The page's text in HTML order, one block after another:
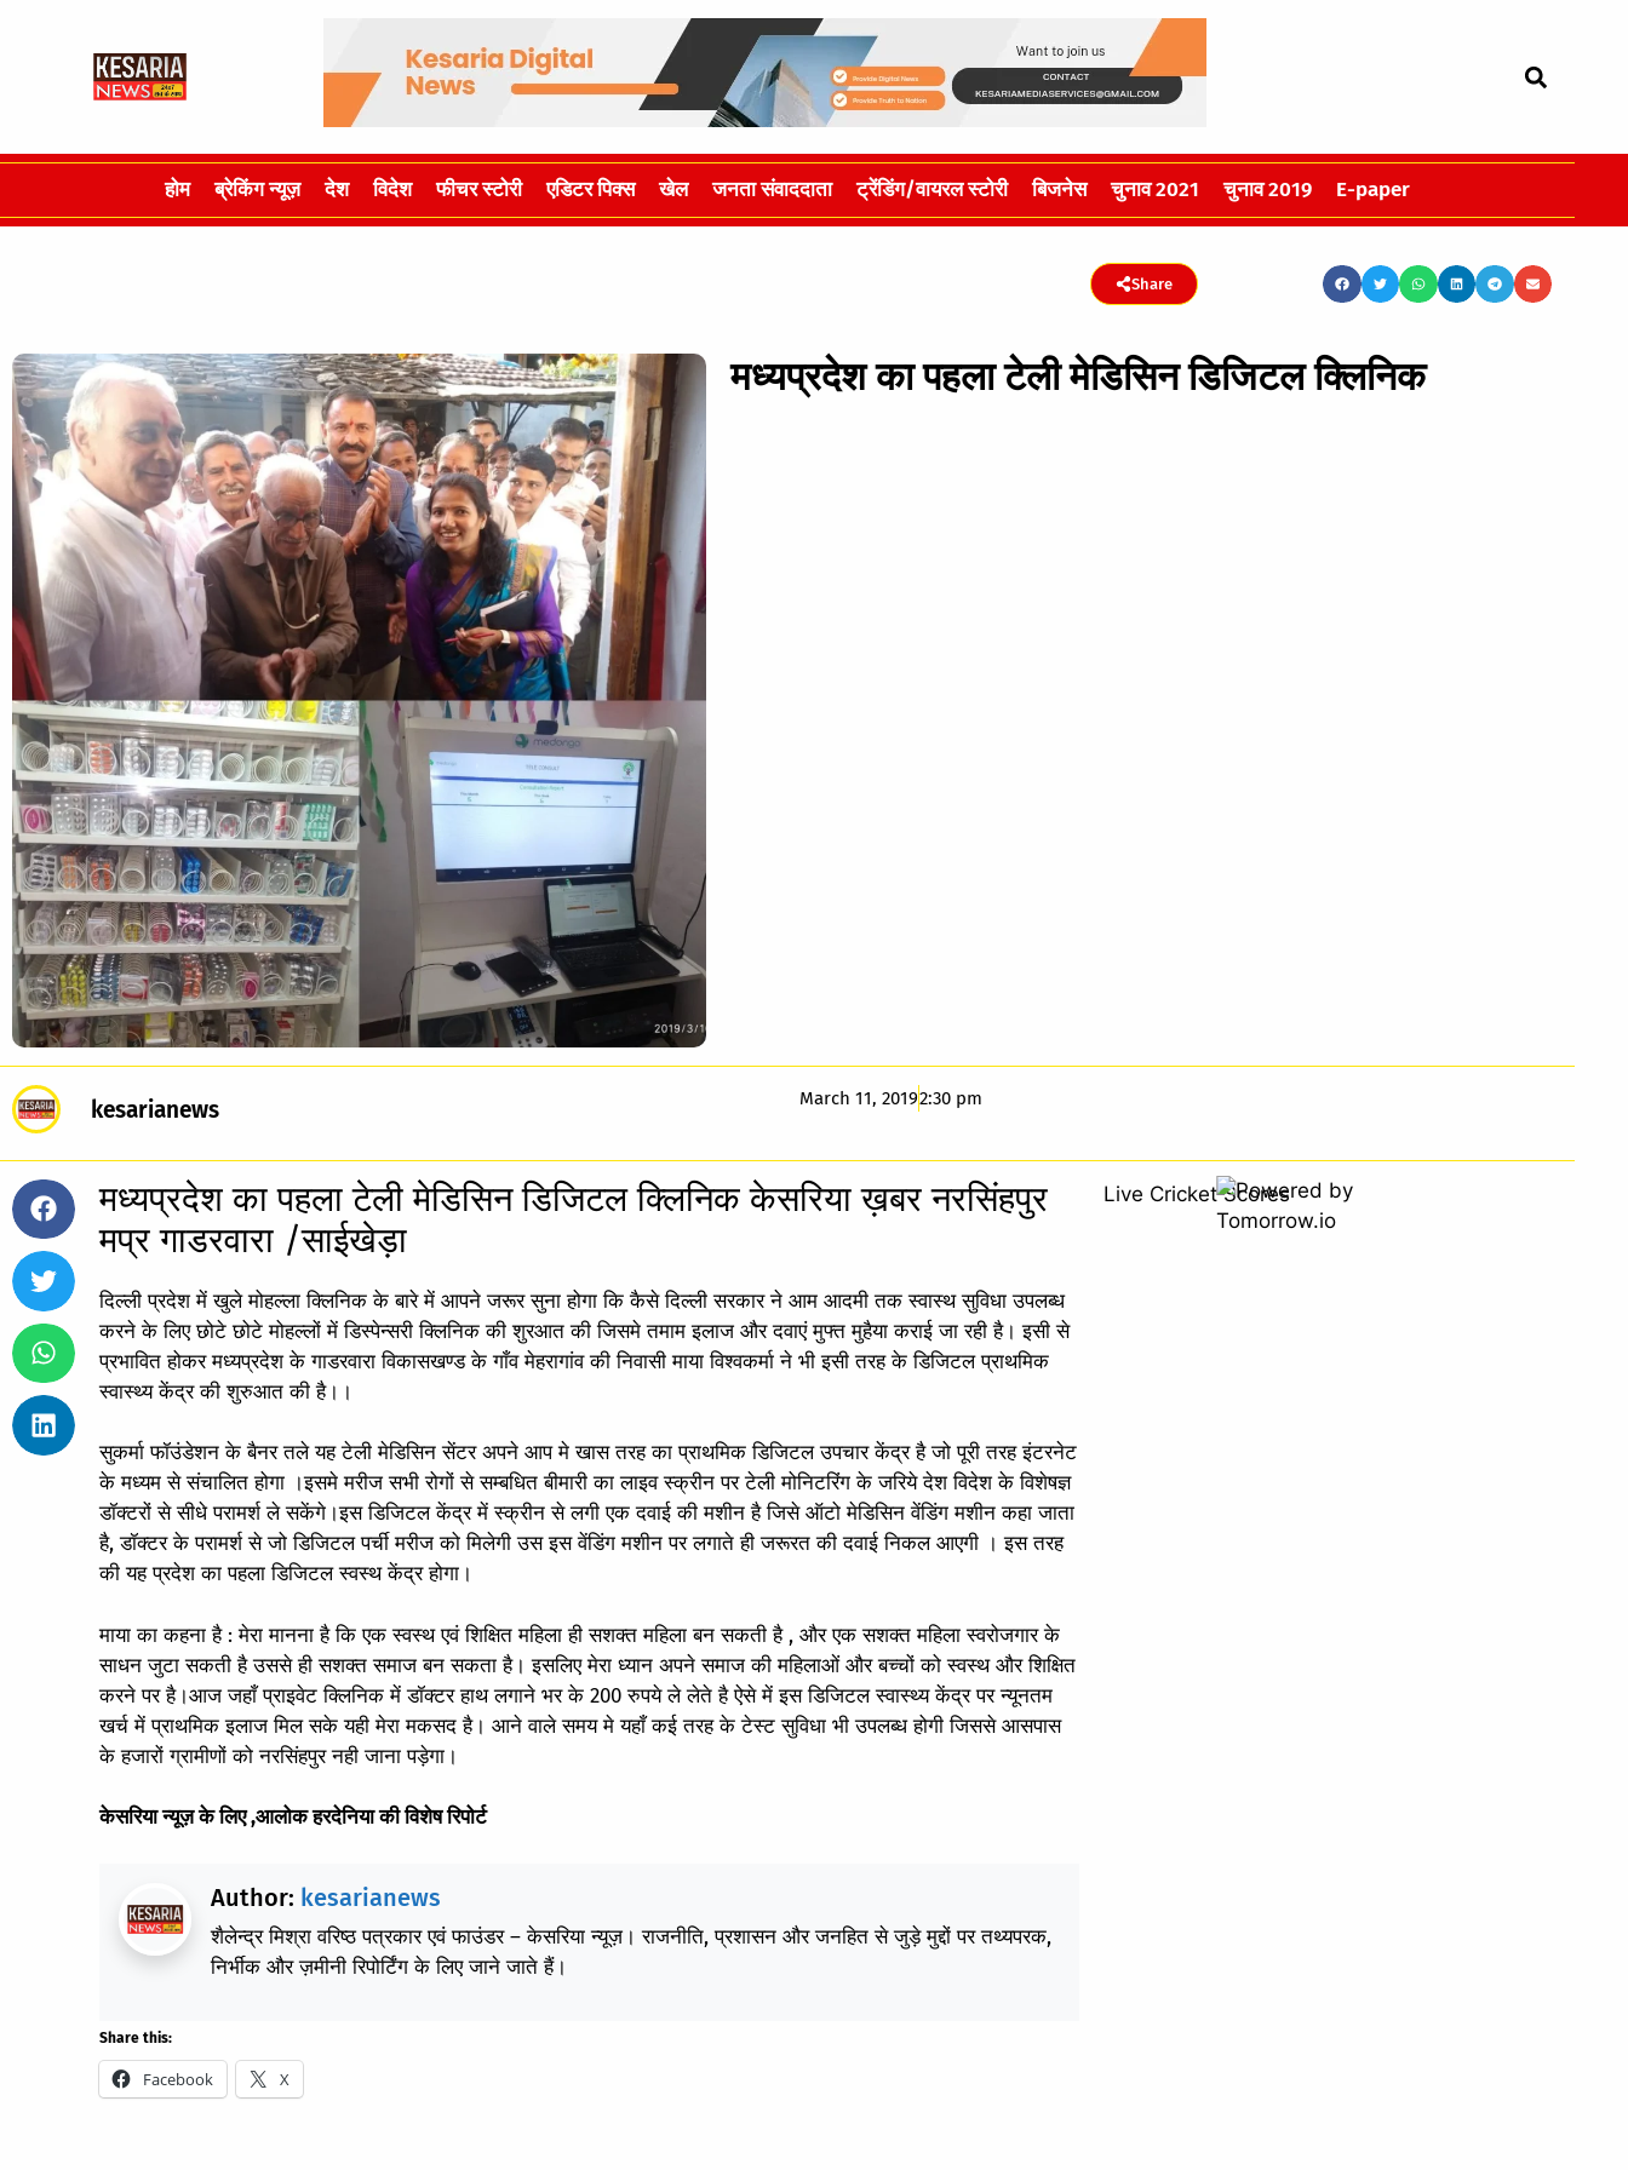
होम ब्रेकिंग न्यूज़ देश विदेश फीचर स्टोरी एडिटर पिक्स खेल जनता संवाददाता ट्रेंडिंग/वायरल स्टोरी बिजनेस चुनाव 2021 चुनाव 2019 E-paper
Share
मध्यप्रदेश का पहला टेली मेडिसिन डिजिटल क्लिनिक
kesarianews March 11, 20192:30 pm
मध्यप्रदेश का पहला टेली मेडिसिन डिजिटल क्लिनिक केसरिया ख़बर नरसिंहपुर
मप्र गाडरवारा /साईखेड़ा
दिल्ली प्रदेश में खुले मोहल्ला क्लिनिक के बारे में आपने जरूर सुना होगा कि कैसे दिल्ली सरकार ने आम आदमी तक स्वास्थ सुविधा उपलब्ध
करने के लिए छोटे छोटे मोहल्लों में डिस्पेन्सरी क्लिनिक की शुरआत की जिसमे तमाम इलाज और दवाएं मुफ्त मुहैया कराई जा रही है। इसी से
प्रभावित होकर मध्यप्रदेश के गाडरवारा विकासखण्ड के गाँव मेहरागांव की निवासी माया विश्वकर्मा ने भी इसी तरह के डिजिटल प्राथमिक
स्वास्थ्य केंद्र की शुरुआत की है।।
सुकर्मा फॉउंडेशन के बैनर तले यह टेली मेडिसिन सेंटर अपने आप मे खास तरह का प्राथमिक डिजिटल उपचार केंद्र है जो पूरी तरह इंटरनेट
के मध्यम से संचालित होगा ।इसमे मरीज सभी रोगों से सम्बधित बीमारी का लाइव स्क्रीन पर टेली मोनिटरिंग के जरिये देश विदेश के विशेषज्ञ
डॉक्टरों से सीधे परामर्श ले सकेंगे।इस डिजिटल केंद्र में स्क्रीन से लगी एक दवाई की मशीन है जिसे ऑटो मेडिसिन वेंडिंग मशीन कहा जाता
है, डॉक्टर के परामर्श से जो डिजिटल पर्ची मरीज को मिलेगी उस इस वेंडिंग मशीन पर लगाते ही जरूरत की दवाई निकल आएगी । इस तरह
की यह प्रदेश का पहला डिजिटल स्वस्थ केंद्र होगा।
माया का कहना है : मेरा मानना है कि एक स्वस्थ एवं शिक्षित महिला ही सशक्त महिला बन सकती है , और एक सशक्त महिला स्वरोजगार के
साधन जुटा सकती है उससे ही सशक्त समाज बन सकता है। इसलिए मेरा ध्यान अपने समाज की महिलाओं और बच्चों को स्वस्थ और शिक्षित
करने पर है।आज जहाँ प्राइवेट क्लिनिक में डॉक्टर हाथ लगाने भर के 200 रुपये ले लेते है ऐसे में इस डिजिटल स्वास्थ्य केंद्र पर न्यूनतम
खर्च में प्राथमिक इलाज मिल सके यही मेरा मकसद है। आने वाले समय मे यहाँ कई तरह के टेस्ट सुविधा भी उपलब्ध होगी जिससे आसपास
के हजारों ग्रामीणों को नरसिंहपुर नही जाना पड़ेगा।
केसरिया न्यूज़ के लिए ,आलोक हरदेनिया की विशेष रिपोर्ट
Author: kesarianews
शैलेन्द्र मिश्रा वरिष्ठ पत्रकार एवं फाउंडर – केसरिया न्यूज़। राजनीति, प्रशासन और जनहित से जुड़े मुद्दों पर तथ्यपरक,
निर्भीक और ज़मीनी रिपोर्टिंग के लिए जाने जाते हैं।
Share this:
Facebook X
Live Cricket Scores